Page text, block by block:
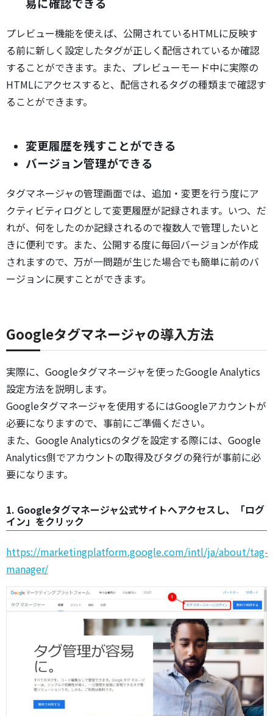
プレビュー機能を使えば、公開されているHTMLに反映す
る前に新しく設定したタグが正しく配信されているか確認
することができます。また、プレビューモード中に実際の
HTMLにアクセスすると、配信されるタグの種類まで確認す
ることができます。
変更履歴を残すことができる
バージョン管理ができる
タグマネージャの管理画面では、追加・変更を行う度にア
クティビティログとして変更履歴が記録されます。いつ、だ
れが、何をしたのか記録されるので複数人で管理したいと
きに便利です。また、公開する度に毎回バージョンが作成
されますので、万が一問題が生じた場合でも簡単に前のバ
ージョンに戻すことができます。
Googleタグマネージャの導入方法
実際に、Googleタグマネージャを使ったGoogle Analytics
設定方法を説明します。
Googleタグマネージャを使用するにはGoogleアカウントが
必要になりますので、事前にご準備ください。
また、Google Analyticsのタグを設定する際には、Google
Analytics側でアカウントの取得及びタグの発行が事前に必
要になります。
1. Googleタグマネージャ公式サイトへアクセスし、「ログ
イン」をクリック
https://marketingplatform.google.com/intl/ja/about/tag-
manager/